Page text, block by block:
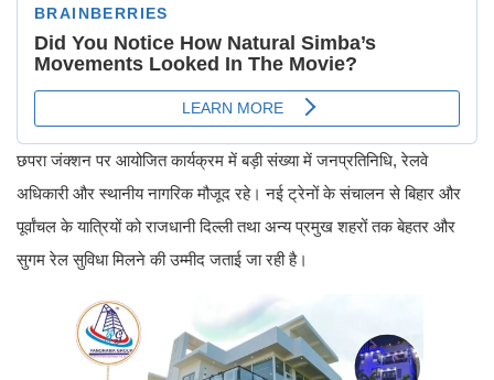
छपरा जंक्शन पर आयोजित कार्यक्रम में बड़ी संख्या में जनप्रतिनिधि, रेलवे
अधिकारी और स्थानीय नागरिक मौजूद रहे। नई ट्रेनों के संचालन से बिहार और
पूर्वांचल के यात्रियों को राजधानी दिल्ली तथा अन्य प्रमुख शहरों तक बेहतर और
सुगम रेल सुविधा मिलने की उम्मीद जताई जा रही है।